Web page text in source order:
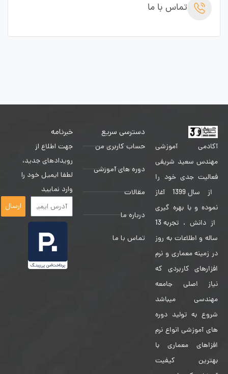
تماس با ما
آکادمی آموزشی
مهندس سعید شریفی
فعالیت جدی خود را
از سال 1399 آغاز
نموده و با بهره گیری
از دانش ، تجربه 13
ساله و اطلاعات به روز
در زمینه معماری و نرم
افزارهای کاربردی که
نیاز اصلی جامعه
مهندسی میباشد
شروع به تولید دوره
های آموزشی انواع نرم
افزاهای معماری با
بهترین کیفیت
دسترسی سریع
حساب کاربری من
دوره های آموزشی
مقالات
درباره ما
تماس با ما
خبرنامه
جهت اطلاع از
رویدادهای جدید،
لطفا ایمیل خود را
وارد نمایید
ارسال